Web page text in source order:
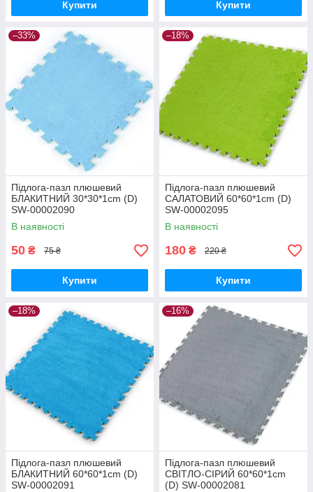
Купити Купити
–33%
Підлога-пазл плюшевий
БЛАКИТНИЙ 30*30*1cm (D)
SW-00002090
В наявності
50 ₴ 75 ₴
Купити
–18%
Підлога-пазл плюшевий
САЛАТОВИЙ 60*60*1cm (D)
SW-00002095
В наявності
180 ₴ 220 ₴
Купити
–18%
Підлога-пазл плюшевий
БЛАКИТНИЙ 60*60*1cm (D)
SW-00002091
–16%
Підлога-пазл плюшевий
СВІТЛО-СІРИЙ 60*60*1cm
(D) SW-00002081